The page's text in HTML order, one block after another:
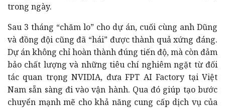
trong ngày.
Sau 3 tháng “chăm lo” cho dự án, cuối cùng anh Dũng
và đồng đội cũng đã “hái” được thành quả xứng đáng.
Dự án không chỉ hoàn thành đúng tiến độ, mà còn đảm
bảo chất lượng và những tiêu chí nghiêm ngặt từ đối
tác quan trọng NVIDIA, đưa FPT AI Factory tại Việt
Nam sẵn sàng đi vào vận hành. Qua đó giúp tạo bước
chuyển mạnh mẽ cho khả năng cung cấp dịch vụ của